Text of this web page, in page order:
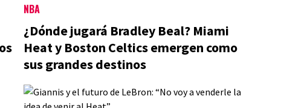
NBA
¿Dónde jugará Bradley Beal? Miami
Heat y Boston Celtics emergen como
sus grandes destinos